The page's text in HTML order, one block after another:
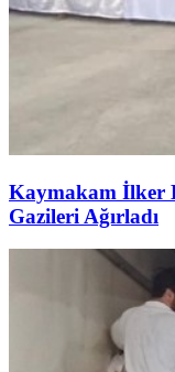
Kaymakam İlker
Gazileri Ağırladı